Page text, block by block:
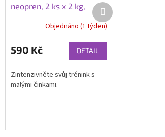
neopren, 2 ks x 2 kg,
Objednáno (1 týden)
590 Kč DETAIL
Zintenzivněte svůj trénink s
malými činkami.
Další
produkt